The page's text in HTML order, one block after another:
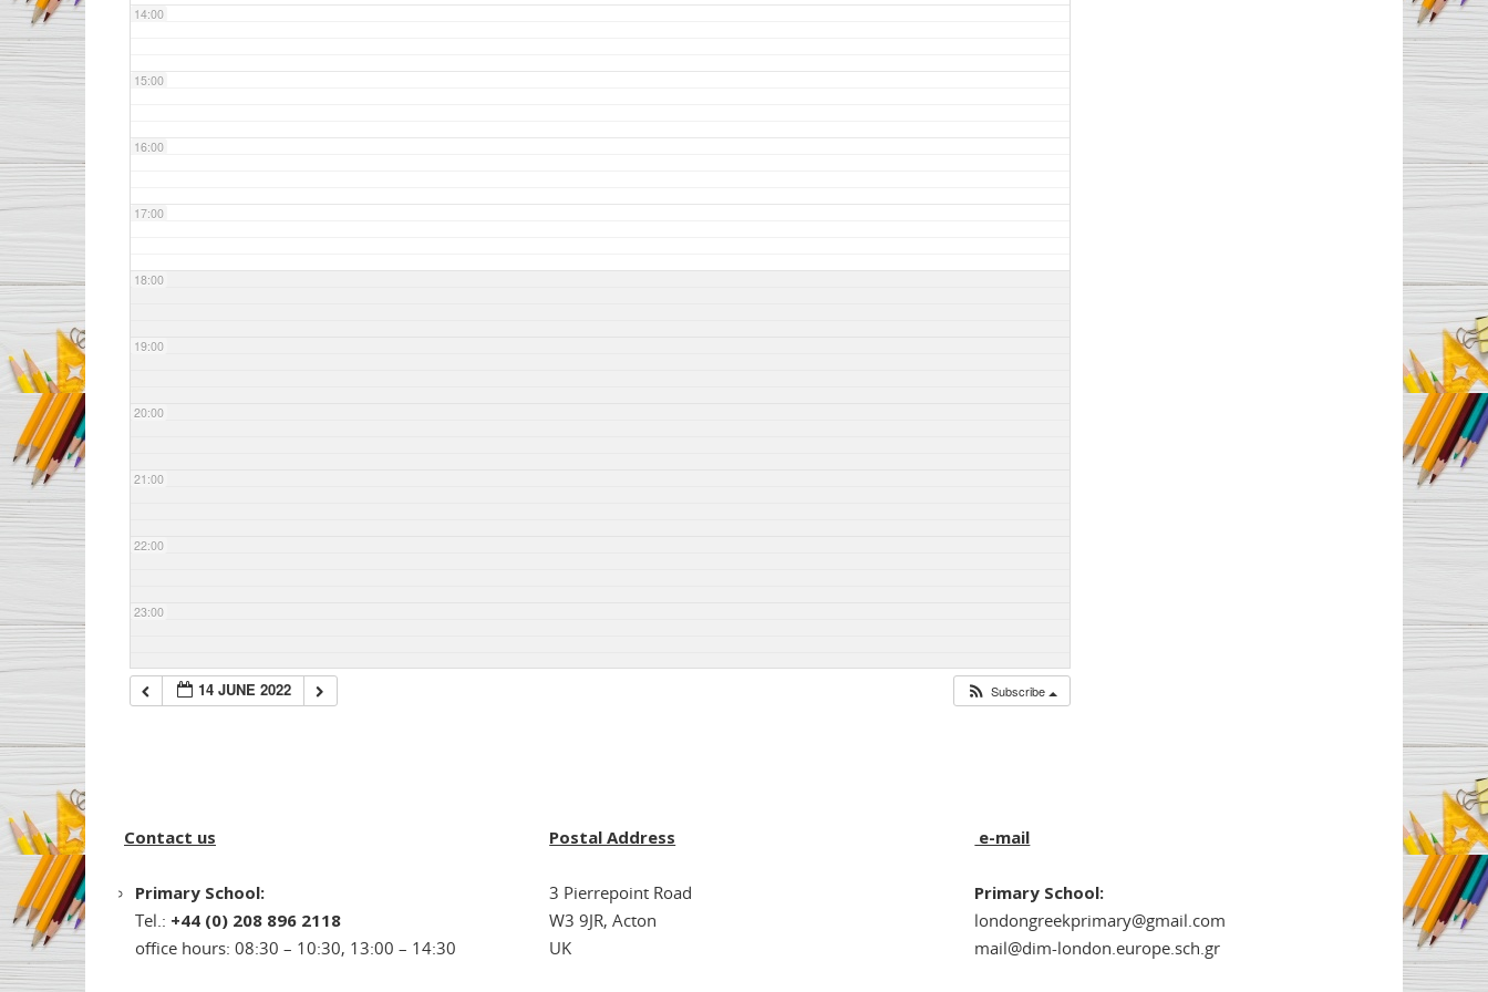
14:00
15:00
16:00
17:00
18:00
19:00
20:00
21:00
22:00
23:00
14 JUNE 2022 Subscribe
Contact us
Primary School:
Tel.: +44 (0) 208 896 2118
office hours: 08:30 – 10:30, 13:00 – 14:30
Postal Address
3 Pierrepoint Road
W3 9JR, Acton
UK
e-mail
Primary School:
londongreekprimary@gmail.com
mail@dim-london.europe.sch.gr